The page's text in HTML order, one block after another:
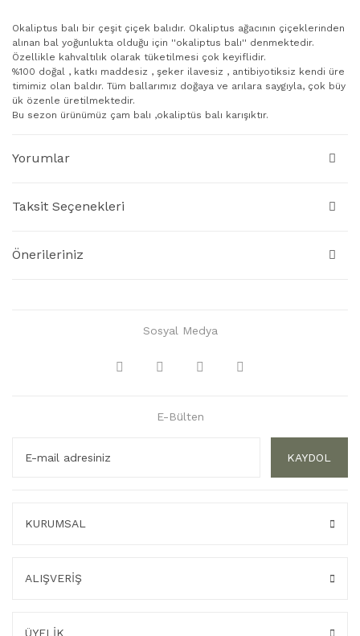
Okaliptus balı bir çeşit çiçek balıdır. Okaliptus ağacının çiçeklerinden
alınan bal yoğunlukta olduğu için ''okaliptus balı'' denmektedir.
Özellikle kahvaltılık olarak tüketilmesi çok keyiflidir.
%100 doğal , katkı maddesiz , şeker ilavesiz , antibiyotiksiz kendi üre
timimiz olan baldır. Tüm ballarımız doğaya ve arılara saygıyla, çok büy
ük özenle üretilmektedir.
Bu sezon ürünümüz çam balı ,okaliptüs balı karışıktır.
Yorumlar
Taksit Seçenekleri
Önerileriniz
Sosyal Medya
E-Bülten
KAYDOL
KURUMSAL
ALIŞVERİŞ
ÜYELİK